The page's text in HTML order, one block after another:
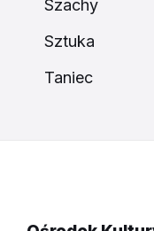
Szachy
Sztuka
Taniec